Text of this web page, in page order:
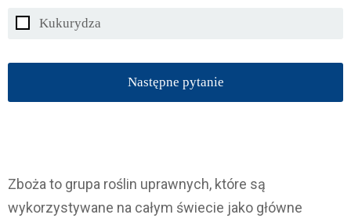
Kukurydza
Następne pytanie
Zboża to grupa roślin uprawnych, które są
wykorzystywane na całym świecie jako główne